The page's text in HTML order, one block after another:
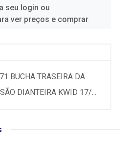
seu login ou
ver preços e comprar
BUCHA TRASEIRA DA
DIANTEIRA KWID 17/...